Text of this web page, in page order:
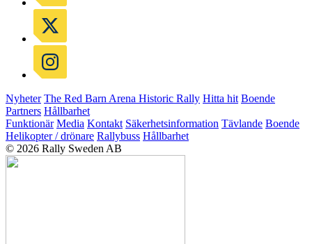
Nyheter The Red Barn Arena Historic Rally Hitta hit Boende
Partners Hållbarhet
Funktionär Media Kontakt Säkerhetsinformation Tävlande Boende
Helikopter / drönare Rallybuss Hållbarhet
© 2026 Rally Sweden AB